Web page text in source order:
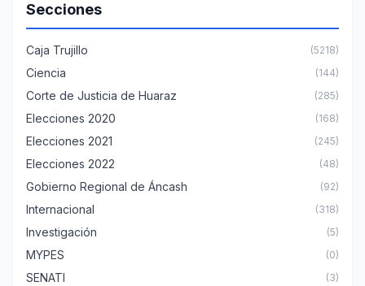
Secciones
Caja Trujillo (5218)
Ciencia (144)
Corte de Justicia de Huaraz (285)
Elecciones 2020 (168)
Elecciones 2021 (245)
Elecciones 2022 (48)
Gobierno Regional de Áncash (92)
Internacional (318)
Investigación (5)
MYPES (0)
SENATI (3)